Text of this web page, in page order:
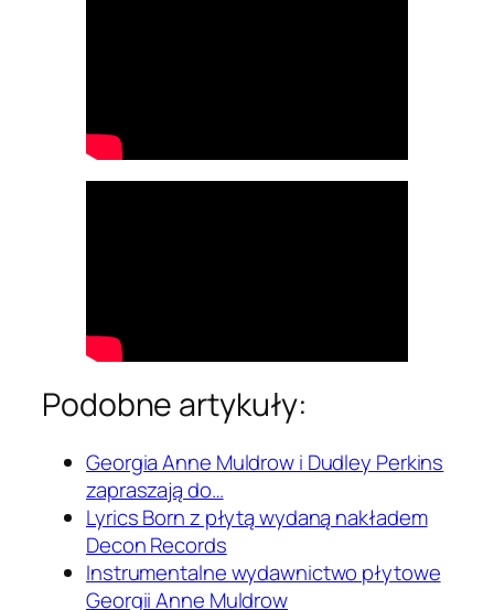
Podobne artykuły:
Georgia Anne Muldrow i Dudley Perkins
zapraszają do…
Lyrics Born z płytą wydaną nakładem
Decon Records
Instrumentalne wydawnictwo płytowe
Georgii Anne Muldrow